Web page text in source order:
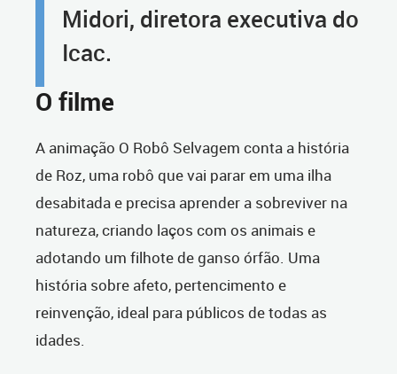
Midori, diretora executiva do
Icac.
O filme
A animação O Robô Selvagem conta a história
de Roz, uma robô que vai parar em uma ilha
desabitada e precisa aprender a sobreviver na
natureza, criando laços com os animais e
adotando um filhote de ganso órfão. Uma
história sobre afeto, pertencimento e
reinvenção, ideal para públicos de todas as
idades.